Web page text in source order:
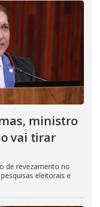
ministro
vai tirar
de revezamento no
eleitorais e